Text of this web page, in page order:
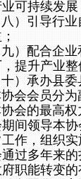
可持续发展
引导行业
配合企业
提升产业整
承办县委
会员分为
的最高权
间领导本
作，组织
过多年来
职能转变